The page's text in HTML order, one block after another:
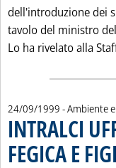
dell'introduzione dei
tavolo del ministro
Lo ha rivelato alla
24/09/1999 - Ambiente
INTRALCI
FEGICA E